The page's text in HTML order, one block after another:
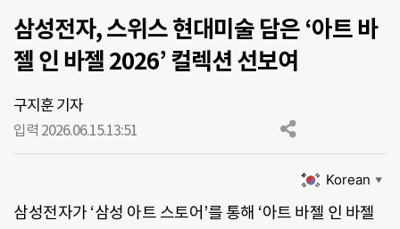
삼성전자, 스위스 현대미술 담은 ‘아트 바
젤 인 바젤 2026’ 컬렉션 선보여
구지훈 기자
입력 2026.06.15.13:51
Korean ▼
삼성전자가 ‘삼성 아트 스토어’를 통해 ‘아트 바젤 인 바젤